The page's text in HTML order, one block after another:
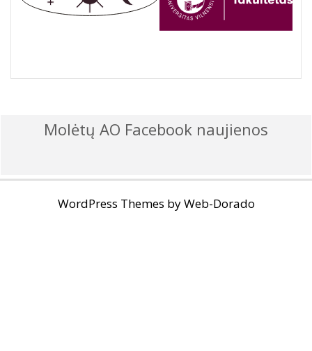
Molėtų AO Facebook naujienos
WordPress Themes byWeb-Dorado